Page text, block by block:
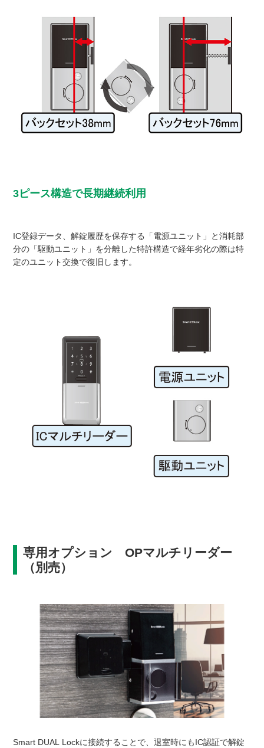
3ピース構造で長期継続利用
IC登録データ、解錠履歴を保存する「電源ユニット」と消耗部
分の「駆動ユニット」を分離した特許構造で経年劣化の際は特
定のユニット交換で復旧します。
専用オプション OPマルチリーダー
（別売）
Smart DUAL Lockに接続することで、退室時にもIC認証で解錠